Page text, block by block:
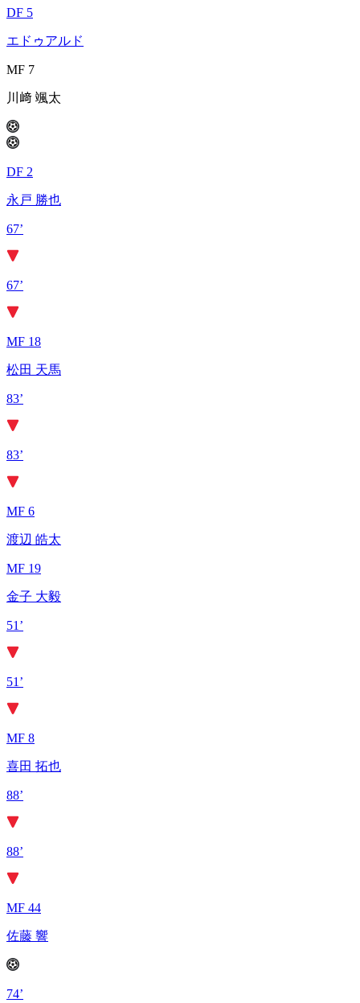
DF 5
エドゥアルド
MF 7
川﨑 颯太
DF 2
永戸 勝也
67’
67’
MF 18
松田 天馬
83’
83’
MF 6
渡辺 皓太
MF 19
金子 大毅
51’
51’
MF 8
喜田 拓也
88’
88’
MF 44
佐藤 響
74’